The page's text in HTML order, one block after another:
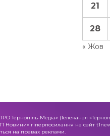
« Жов
21
28
Тернопіль-Медіа» (Телеканал
Новини» гіперпосилання на сайт
на правах реклами.